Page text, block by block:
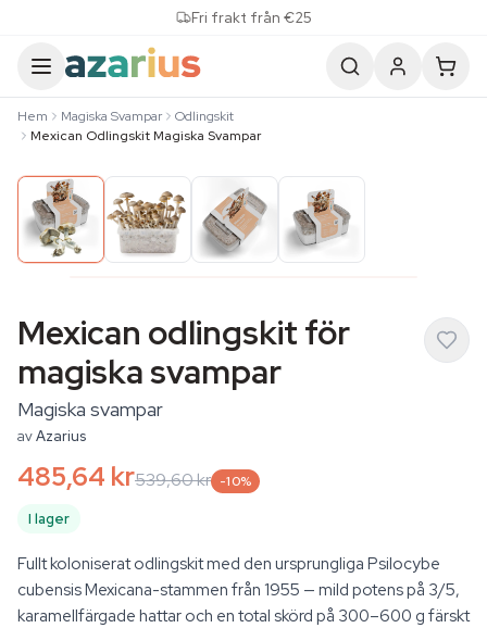
Fri frakt från €25
Hem Magiska Svampar
Odlingskit
Mexican Odlingskit Magiska Svampar
Mexican odlingskit för
magiska svampar
Magiska svampar
avAzarius
485,64 kr539,60 kr -10%
I lager
Fullt koloniserat odlingskit med den ursprungliga Psilocybe
cubensis Mexicana-stammen från 1955 — mild potens på 3/5,
karamellfärgade hattar och en total skörd på 300–600 g färskt